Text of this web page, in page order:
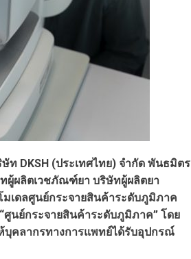
DKSH (ประเทศไทย) จำกัด พันธมิตร
ผู้ผลิตเวชภัณฑ์ยา บริษัทผู้ผลิตยา
เดลศูนย์กระจายสินค้าระดับภูมิภาค
ศูนย์กระจายสินค้าระดับภูมิภาค” โดย
บุคลากรทางการแพทย์ได้รับอุปกรณ์